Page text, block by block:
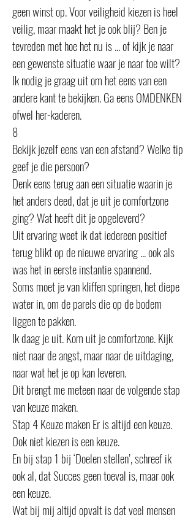
geen winst op. Voor veiligheid kiezen is heel
veilig, maar maakt het je ook blij? Ben je
tevreden met hoe het nu is ... of kijk je naar
een gewenste situatie waar je naar toe wilt?
Ik nodig je graag uit om het eens van een
andere kant te bekijken. Ga eens OMDENKEN
ofwel her-kaderen.
8
Bekijk jezelf eens van een afstand? Welke tip
geef je die persoon?
Denk eens terug aan een situatie waarin je
het anders deed, dat je uit je comfortzone
ging? Wat heeft dit je opgeleverd?
Uit ervaring weet ik dat iedereen positief
terug blikt op de nieuwe ervaring ... ook als
was het in eerste instantie spannend.
Soms moet je van kliffen springen, het diepe
water in, om de parels die op de bodem
liggen te pakken.
Ik daag je uit. Kom uit je comfortzone. Kijk
niet naar de angst, maar naar de uitdaging,
naar wat het je op kan leveren.
Dit brengt me meteen naar de volgende stap
van keuze maken.
Stap 4 Keuze maken Er is altijd een keuze.
Ook niet kiezen is een keuze.
En bij stap 1 bij ‘Doelen stellen’, schreef ik
ook al, dat Succes geen toeval is, maar ook
een keuze.
Wat bij mij altijd opvalt is dat veel mensen